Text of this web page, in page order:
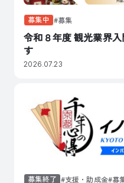
募集中 募集
令和８年度 観光業界
す
2026.07.23
募集終了 支援・助成金 募